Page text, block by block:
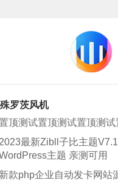
罗茨风机
顶测试置顶测试置顶测试
最新Zibll子比主题V7.1
主题 亲测可用
款php企业自动发卡网站